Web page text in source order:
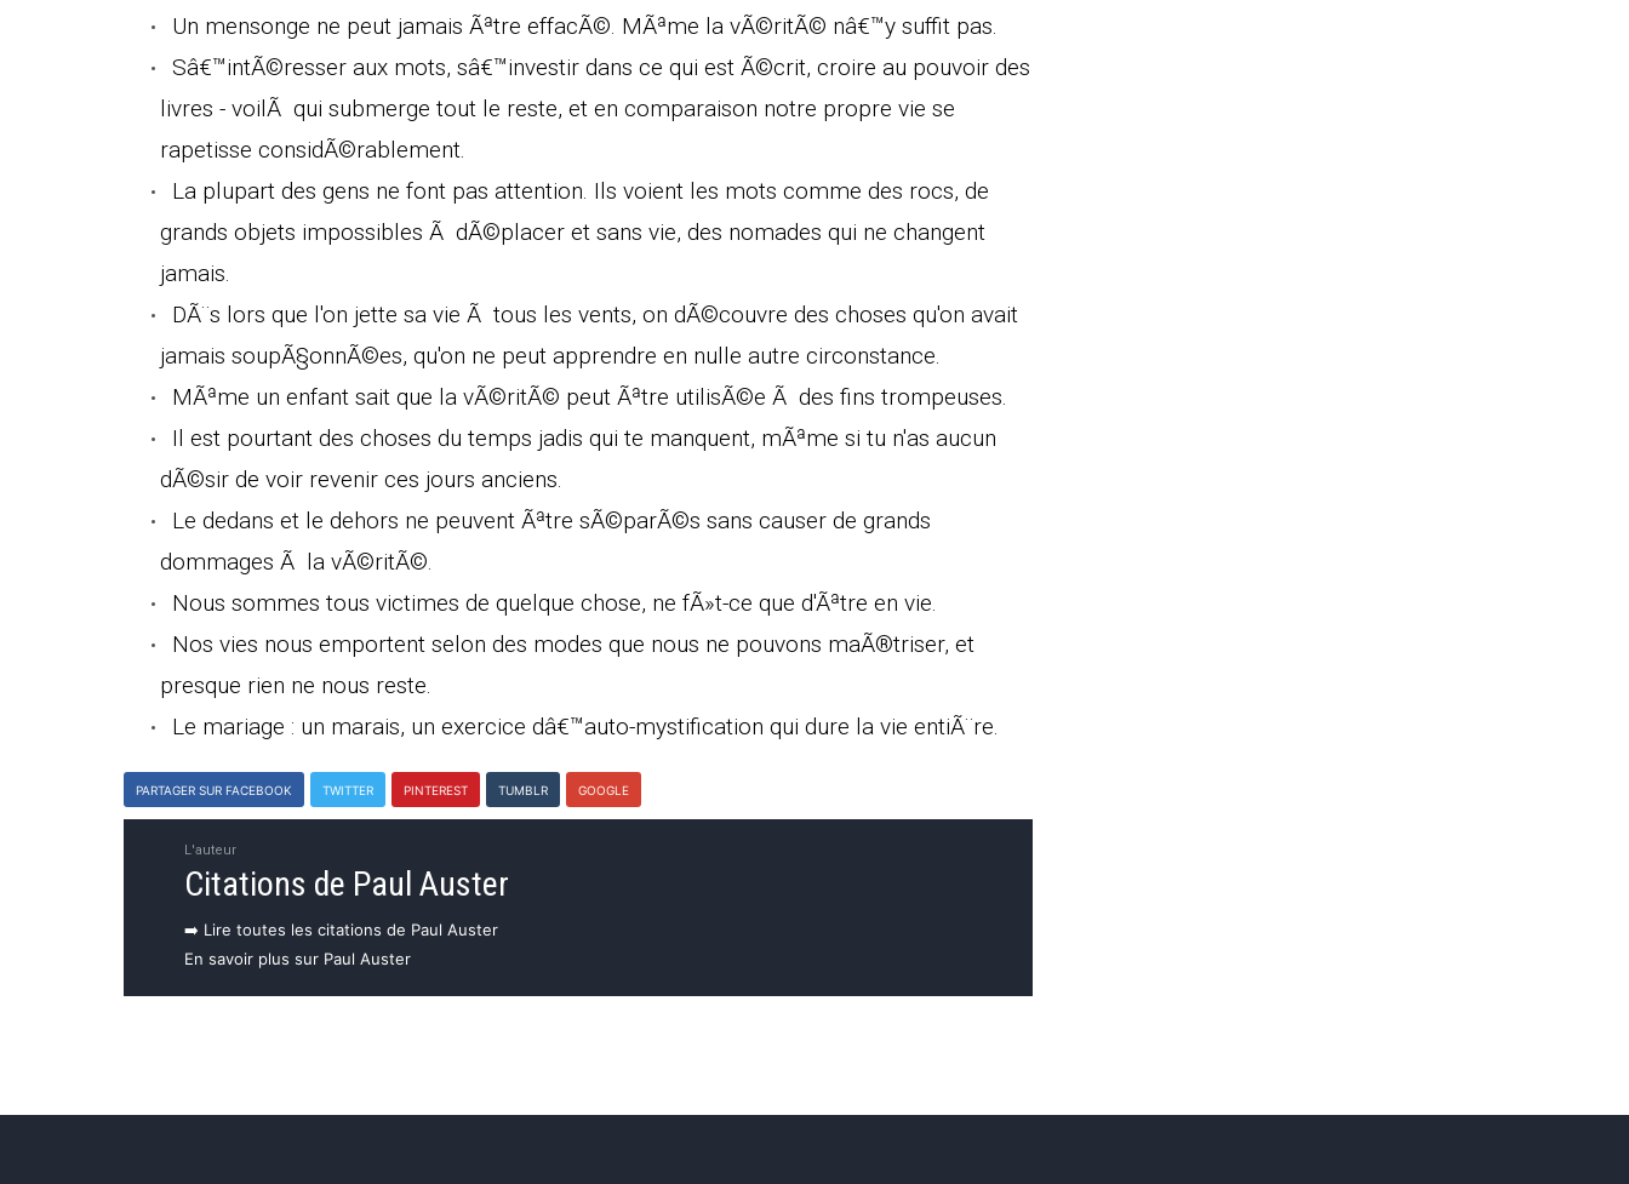
Un mensonge ne peut jamais Ãªtre effacÃ©. MÃªme la vÃ©ritÃ© nâ€™y suffit pas.
Sâ€™intÃ©resser aux mots, sâ€™investir dans ce qui est Ã©crit, croire au pouvoir des
livres - voilÃ qui submerge tout le reste, et en comparaison notre propre vie se
rapetisse considÃ©rablement.
La plupart des gens ne font pas attention. Ils voient les mots comme des rocs, de
grands objets impossibles Ã dÃ©placer et sans vie, des nomades qui ne changent
jamais.
DÃ¨s lors que l'on jette sa vie Ã tous les vents, on dÃ©couvre des choses qu'on avait
jamais soupÃ§onnÃ©es, qu'on ne peut apprendre en nulle autre circonstance.
MÃªme un enfant sait que la vÃ©ritÃ© peut Ãªtre utilisÃ©e Ã des fins trompeuses.
Il est pourtant des choses du temps jadis qui te manquent, mÃªme si tu n'as aucun
dÃ©sir de voir revenir ces jours anciens.
Le dedans et le dehors ne peuvent Ãªtre sÃ©parÃ©s sans causer de grands
dommages Ã la vÃ©ritÃ©.
Nous sommes tous victimes de quelque chose, ne fÃ»t-ce que d'Ãªtre en vie.
Nos vies nous emportent selon des modes que nous ne pouvons maÃ®triser, et
presque rien ne nous reste.
Le mariage : un marais, un exercice dâ€™auto-mystification qui dure la vie entiÃ¨re.
PARTAGER SUR FACEBOOK TWITTER PINTEREST TUMBLR GOOGLE
L'auteur
Citations de Paul Auster
➡️ Lire toutes les citations de Paul Auster
En savoir plus sur Paul Auster